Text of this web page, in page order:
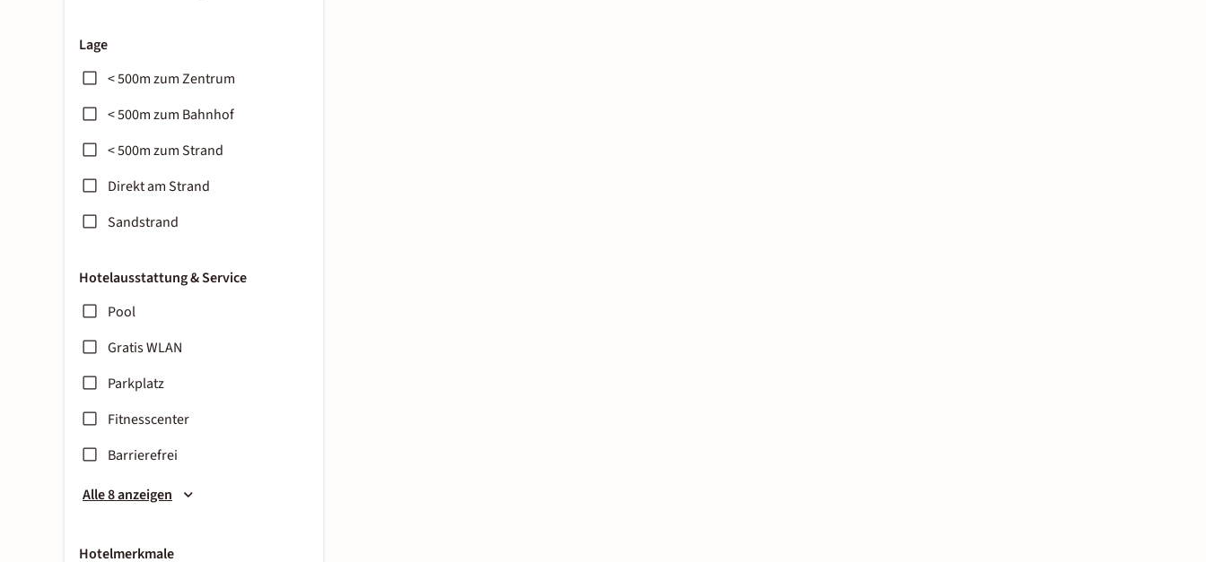
Lage
< 500m zum Zentrum
< 500m zum Bahnhof
< 500m zum Strand
Direkt am Strand
Sandstrand
Hotelausstattung & Service
Pool
Gratis WLAN
Parkplatz
Fitnesscenter
Barrierefrei
Alle 8 anzeigen
Hotelmerkmale